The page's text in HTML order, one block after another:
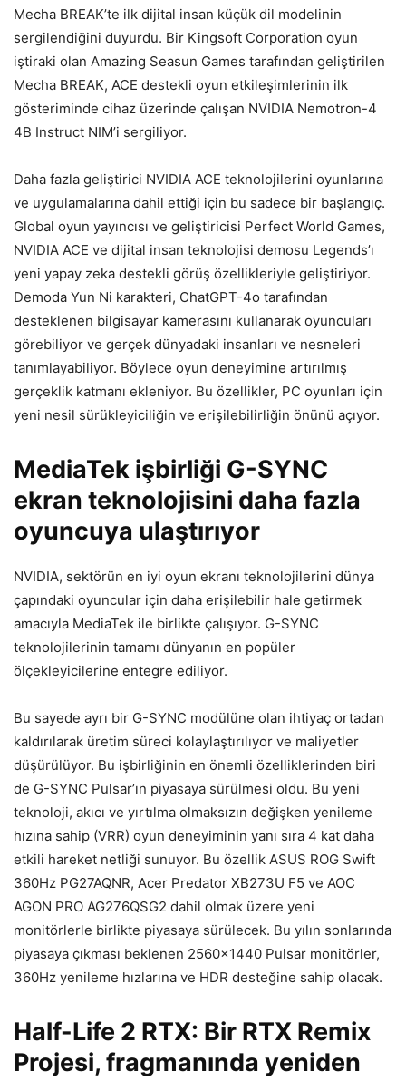
Mecha BREAK’te ilk dijital insan küçük dil modelinin
sergilendiğini duyurdu. Bir Kingsoft Corporation oyun
iştiraki olan Amazing Seasun Games tarafından geliştirilen
Mecha BREAK, ACE destekli oyun etkileşimlerinin ilk
gösteriminde cihaz üzerinde çalışan NVIDIA Nemotron-4
4B Instruct NIM’i sergiliyor.
Daha fazla geliştirici NVIDIA ACE teknolojilerini oyunlarına
ve uygulamalarına dahil ettiği için bu sadece bir başlangıç.
Global oyun yayıncısı ve geliştiricisi Perfect World Games,
NVIDIA ACE ve dijital insan teknolojisi demosu Legends’ı
yeni yapay zeka destekli görüş özellikleriyle geliştiriyor.
Demoda Yun Ni karakteri, ChatGPT-4o tarafından
desteklenen bilgisayar kamerasını kullanarak oyuncuları
görebiliyor ve gerçek dünyadaki insanları ve nesneleri
tanımlayabiliyor. Böylece oyun deneyimine artırılmış
gerçeklik katmanı ekleniyor. Bu özellikler, PC oyunları için
yeni nesil sürükleyiciliğin ve erişilebilirliğin önünü açıyor.
MediaTek işbirliği G-SYNC
ekran teknolojisini daha fazla
oyuncuya ulaştırıyor
NVIDIA, sektörün en iyi oyun ekranı teknolojilerini dünya
çapındaki oyuncular için daha erişilebilir hale getirmek
amacıyla MediaTek ile birlikte çalışıyor. G-SYNC
teknolojilerinin tamamı dünyanın en popüler
ölçekleyicilerine entegre ediliyor.
Bu sayede ayrı bir G-SYNC modülüne olan ihtiyaç ortadan
kaldırılarak üretim süreci kolaylaştırılıyor ve maliyetler
düşürülüyor. Bu işbirliğinin en önemli özelliklerinden biri
de G-SYNC Pulsar’ın piyasaya sürülmesi oldu. Bu yeni
teknoloji, akıcı ve yırtılma olmaksızın değişken yenileme
hızına sahip (VRR) oyun deneyiminin yanı sıra 4 kat daha
etkili hareket netliği sunuyor. Bu özellik ASUS ROG Swift
360Hz PG27AQNR, Acer Predator XB273U F5 ve AOC
AGON PRO AG276QSG2 dahil olmak üzere yeni
monitörlerle birlikte piyasaya sürülecek. Bu yılın sonlarında
piyasaya çıkması beklenen 2560×1440 Pulsar monitörler,
360Hz yenileme hızlarına ve HDR desteğine sahip olacak.
Half-Life 2 RTX: Bir RTX Remix
Projesi, fragmanında yeniden